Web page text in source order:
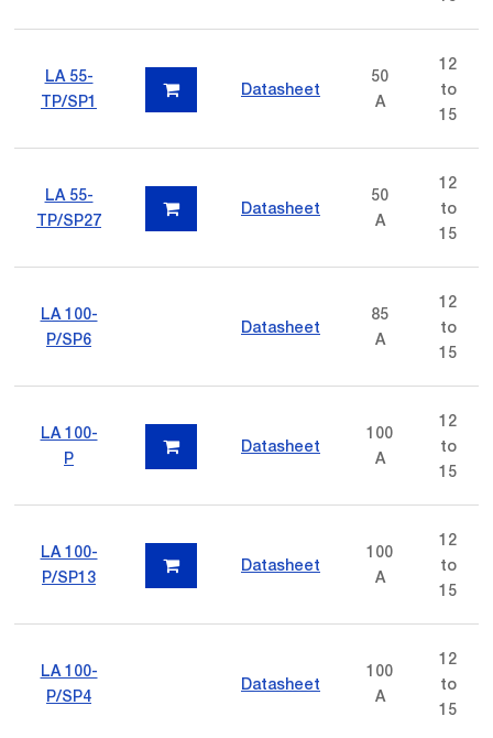
LA 55-
TP/SP1
Datasheet
50
A
12
to
15
LA 55-
TP/SP27
Datasheet
50
A
12
to
15
LA 100-
P/SP6
Datasheet
85
A
12
to
15
LA 100-
P
Datasheet
100
A
12
to
15
LA 100-
P/SP13
Datasheet
100
A
12
to
15
LA 100-
P/SP4
Datasheet
100
A
12
to
15